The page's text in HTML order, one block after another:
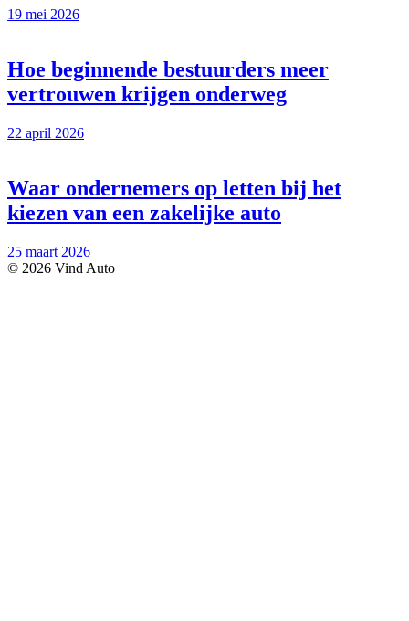
19 mei 2026
Hoe beginnende bestuurders meer
vertrouwen krijgen onderweg
22 april 2026
Waar ondernemers op letten bij het
kiezen van een zakelijke auto
25 maart 2026
© 2026 Vind Auto